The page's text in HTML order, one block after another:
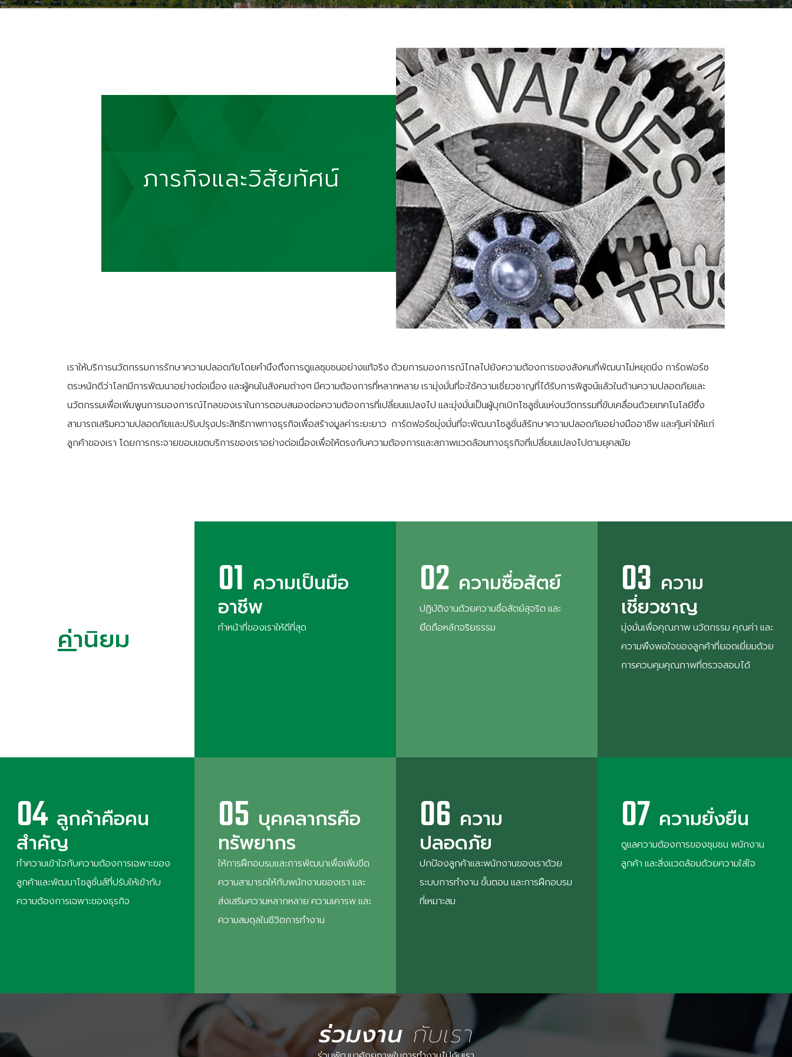
ภารกิจและวิสัยทัศน์
เราให้บริการนวัตกรรมการรักษาความปลอดภัยโดยคำนึงถึงการดูแลชุมชนอย่างแท้จริง ด้วยการมองการณ์ไกลไปยังความต้องการของสังคมที่พัฒนาไม่หยุดนิ่ง การ์ดฟอร์ซ
ตระหนักดีว่าโลกมีการพัฒนาอย่างต่อเนื่อง และผู้คนในสังคมต่างๆ มีความต้องการที่หลากหลาย เรามุ่งมั่นที่จะใช้ความเชี่ยวชาญที่ได้รับการพิสูจน์แล้วในด้านความปลอดภัยและ
นวัตกรรมเพื่อเพิ่มพูนการมองการณ์ไกลของเราในการตอบสนองต่อความต้องการที่เปลี่ยนแปลงไป และมุ่งมั่นเป็นผู้บุกเบิกโซลูชั่นแห่งนวัตกรรมที่ขับเคลื่อนด้วยเทคโนโลยีซึ่ง
สามารถเสริมความปลอดภัยและปรับปรุงประสิทธิภาพทางธุรกิจเพื่อสร้างมูลค่าระยะยาว การ์ดฟอร์ซมุ่งมั่นที่จะพัฒนาโซลูชั่นส์รักษาความปลอดภัยอย่างมืออาชีพ และคุ้มค่าให้แก่
ลูกค้าของเรา โดยการกระจายขอบเขตบริการของเราอย่างต่อเนื่องเพื่อให้ตรงกับความต้องการและสภาพแวดล้อมทางธุรกิจที่เปลี่ยนแปลงไปตามยุคสมัย
ค่านิยม
01 ความเป็นมือ
อาชีพ
ทำหน้าที่ของเราให้ดีที่สุด
02 ความซื่อสัตย์
ปฏิบัติงานด้วยความซื่อสัตย์สุจริต และ
ยึดถือหลักจริยธรรม
03 ความ
เชี่ยวชาญ
มุ่งมั่นเพื่อคุณภาพ นวัตกรรม คุณค่า และ
ความพึงพอใจของลูกค้าที่ยอดเยี่ยมด้วย
การควบคุมคุณภาพที่ตรวจสอบได้
04 ลูกค้าคือคน
สำคัญ
ทำความเข้าใจกับความต้องการเฉพาะของ
ลูกค้าและพัฒนาโซลูชั่นส์ที่ปรับให้เข้ากับ
ความต้องการเฉพาะของธุรกิจ
05 บุคคลากรคือ
ทรัพยากร
ให้การฝึกอบรมและการพัฒนาเพื่อเพิ่มขีด
ความสามารถให้กับพนักงานของเรา และ
ส่งเสริมความหลากหลาย ความเคารพ และ
ความสมดุลในชีวิตการทำงาน
06 ความ
ปลอดภัย
ปกป้องลูกค้าและพนักงานของเราด้วย
ระบบการทำงาน ขั้นตอน และการฝึกอบรม
ที่เหมาะสม
07 ความยั่งยืน
ดูแลความต้องการของชุมชน พนักงาน
ลูกค้า และสิ่งแวดล้อมด้วยความใส่ใจ
ร่วมงาน กับเรา